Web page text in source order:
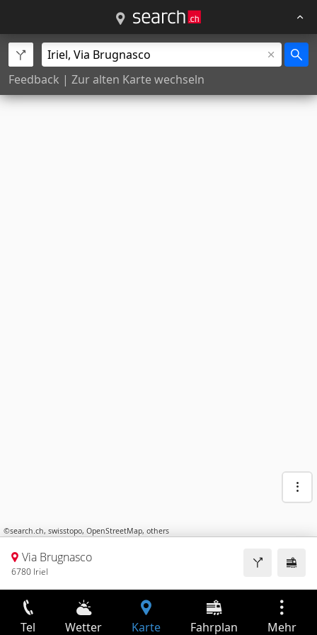
Feedback | Zur alten Karte wechseln
©search.ch, swisstopo, OpenStreetMap, others
Via Brugnasco
6780 Iriel
Tel Wetter Karte Fahrplan Mehr